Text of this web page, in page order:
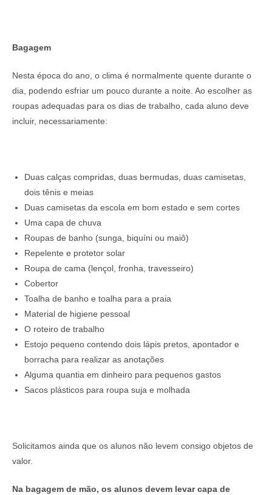
Bagagem
Nesta época do ano, o clima é normalmente quente durante o
dia, podendo esfriar um pouco durante a noite. Ao escolher as
roupas adequadas para os dias de trabalho, cada aluno deve
incluir, necessariamente:
Duas calças compridas, duas bermudas, duas camisetas,
dois tênis e meias
Duas camisetas da escola em bom estado e sem cortes
Uma capa de chuva
Roupas de banho (sunga, biquíni ou maiô)
Repelente e protetor solar
Roupa de cama (lençol, fronha, travesseiro)
Cobertor
Toalha de banho e toalha para a praia
Material de higiene pessoal
O roteiro de trabalho
Estojo pequeno contendo dois lápis pretos, apontador e
borracha para realizar as anotações
Alguma quantia em dinheiro para pequenos gastos
Sacos plásticos para roupa suja e molhada
Solicitamos ainda que os alunos não levem consigo objetos de
valor.
Na bagagem de mão, os alunos devem levar capa de